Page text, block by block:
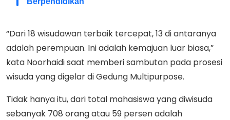
“Dari 18 wisudawan terbaik tercepat, 13 di antaranya
adalah perempuan. Ini adalah kemajuan luar biasa,”
kata Noorhaidi saat memberi sambutan pada prosesi
wisuda yang digelar di Gedung Multipurpose.
Tidak hanya itu, dari total mahasiswa yang diwisuda
sebanyak 708 orang atau 59 persen adalah